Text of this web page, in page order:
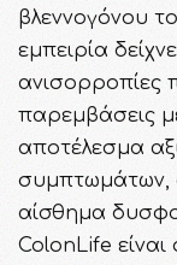
βλεννογόνου
εμπειρία
ανισορροπίες
παρεμβάσεις
αποτέλεσμα
συμπτωμάτων,
αίσθημα
ColonLife